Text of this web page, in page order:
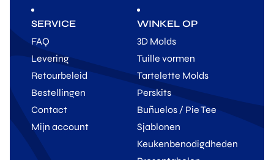
SERVICE
FAQ
Levering
Retourbeleid
Bestellingen
Contact
Mijn account
WINKEL OP
3D Molds
Tuille vormen
Tartelette Molds
Perskits
Buñuelos / Pie Tee
Sjablonen
Keukenbenodigdheden